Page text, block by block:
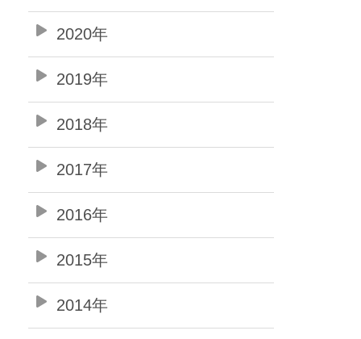
2020年
2019年
2018年
2017年
2016年
2015年
2014年